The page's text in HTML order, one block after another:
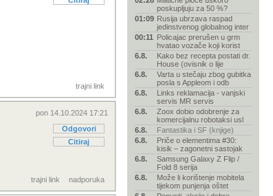
trajni link
pon 14.10.2024 17:21
Odgovori
Citiraj
trajni link nadporuka
poskupljuju za 50 %?
01:09 Rusija ubrzava raspad
jedinstvenog globalnog inter
00:11 Policajac prerušen u grm
hvatao vozače koji korist
6.8.
Kako bez recepta postati dr.
House (ovisnik o lije
6.8.
Varta u stečaju zbog gubitka
posla s Appleom i odb
6.8.
Links reklamacija - vanjski
servis MR servis
6.8.
Zoox dobio odobrenje za
komercijalnu robotaksi usl
6.8.
Fantastika i SF (knjige)
6.8.
Priče o elementima #30:
kisik – zagonetni sastojak
6.8.
Samsung Galaxy Z Flip /
Fold 8 serija
6.8.
Može li korištenje mobitela
tijekom punjenja oštet